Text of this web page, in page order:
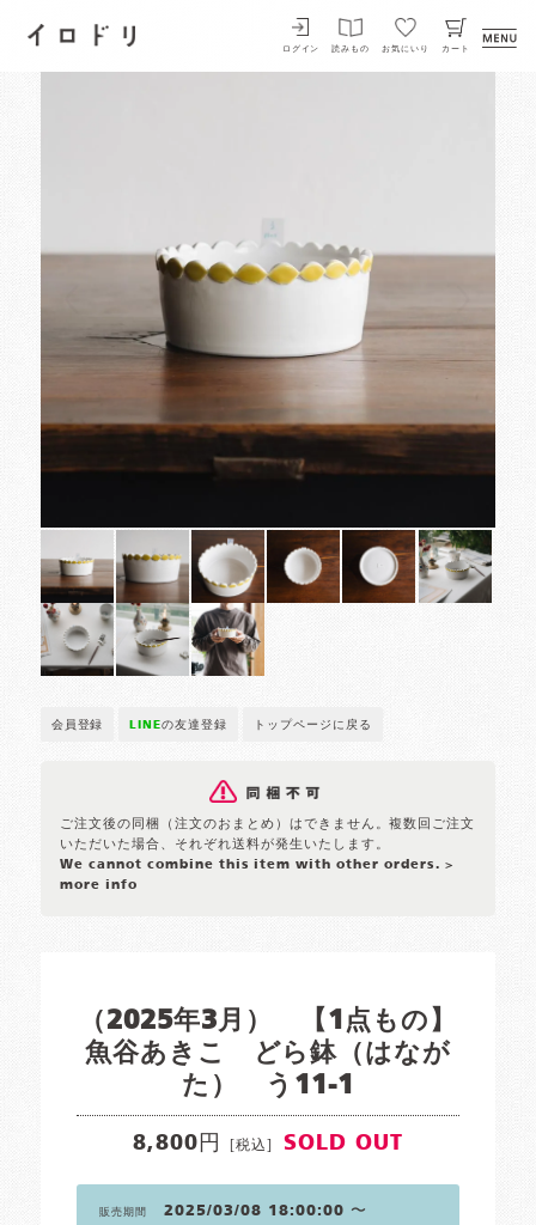
イロドリ
ログイン 読みもの お気にいり カート
会員登録 LINEの友達登録 トップページに戻る
ご注文後の同梱（注文のおまとめ）はできません。複数回ご注文
いただいた場合、それぞれ送料が発生いたします。
We cannot combine this item with other orders. >
more info
（2025年3月） 【1点もの】
魚谷あきこ どら鉢（はなが
た） う11-1
8,800円 [税込] SOLD OUT
販売期間 2025/03/08 18:00:00 〜